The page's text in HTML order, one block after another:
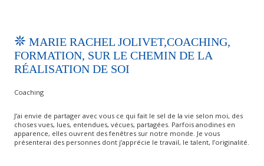
MARIE RACHEL JOLIVET,COACHING,
FORMATION, SUR LE CHEMIN DE LA
RÉALISATION DE SOI
Coaching
J’ai envie de partager avec vous ce qui fait le sel de la vie selon moi, des
choses vues, lues, entendues, vécues, partagées. Parfois anodines en
apparence, elles ouvrent des fenêtres sur notre monde. Je vous
présenterai des personnes dont j’apprécie le travail, le talent, l’originalité.